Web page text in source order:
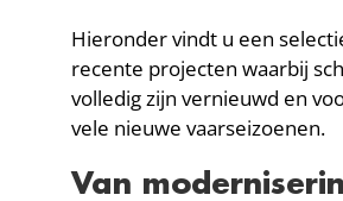
Hieronder vindt u een
recente projecten waarbij
volledig zijn vernieuwd en
vele nieuwe vaarseizoenen.
Van